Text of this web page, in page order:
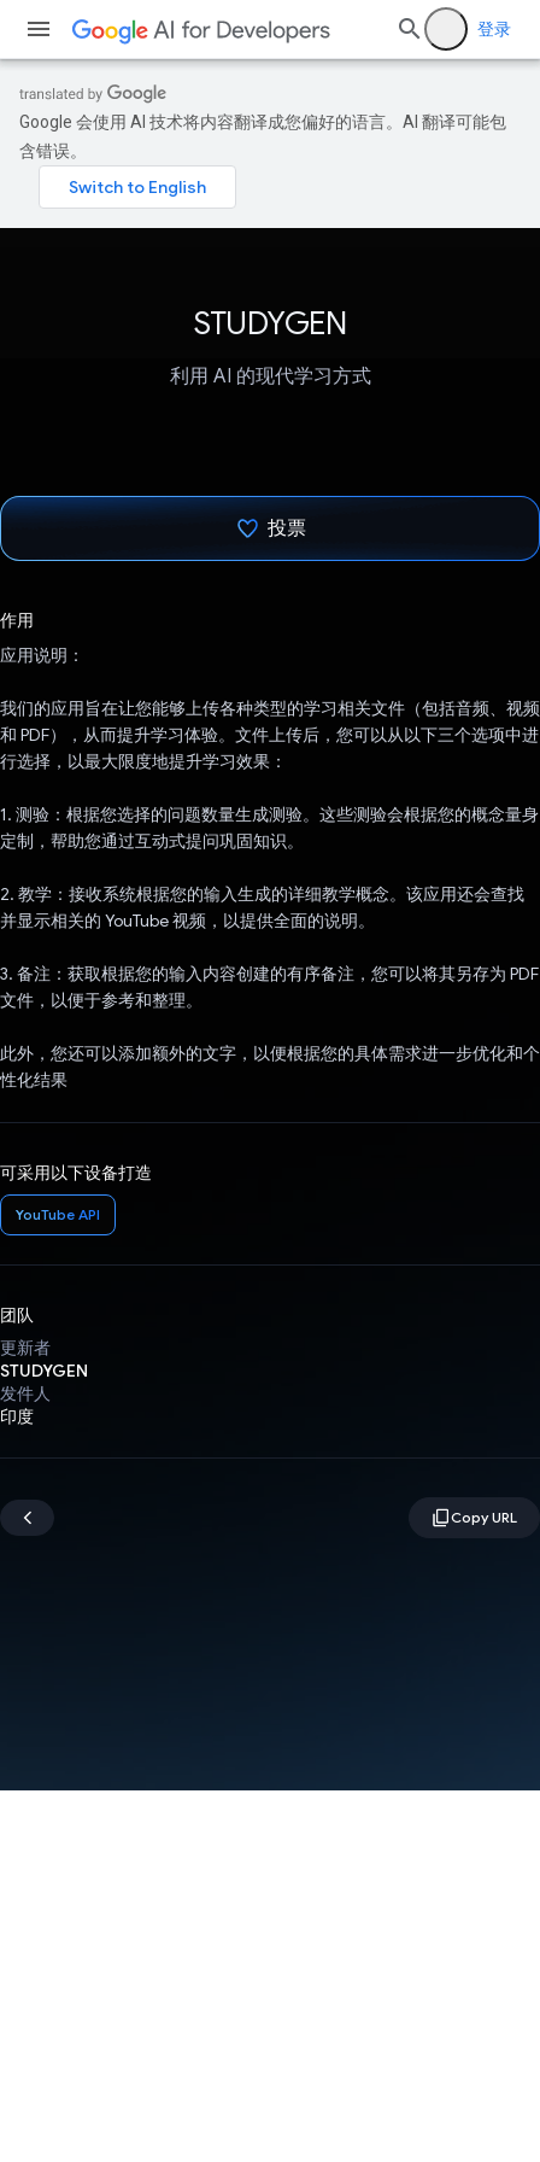
登录
Google 会使用 AI 技术将内容翻译成您偏好的语言。AI 翻译可能包
含错误。
STUDYGEN
利用 AI 的现代学习方式
投票
作用
应用说明：
我们的应用旨在让您能够上传各种类型的学习相关文件（包括音频、视频
和 PDF），从而提升学习体验。文件上传后，您可以从以下三个选项中进
行选择，以最大限度地提升学习效果：
1. 测验：根据您选择的问题数量生成测验。这些测验会根据您的概念量身
定制，帮助您通过互动式提问巩固知识。
2. 教学：接收系统根据您的输入生成的详细教学概念。该应用还会查找
并显示相关的 YouTube 视频，以提供全面的说明。
3. 备注：获取根据您的输入内容创建的有序备注，您可以将其另存为 PDF
文件，以便于参考和整理。
此外，您还可以添加额外的文字，以便根据您的具体需求进一步优化和个
性化结果
可采用以下设备打造
YouTube API
团队
更新者
STUDYGEN
发件人
印度